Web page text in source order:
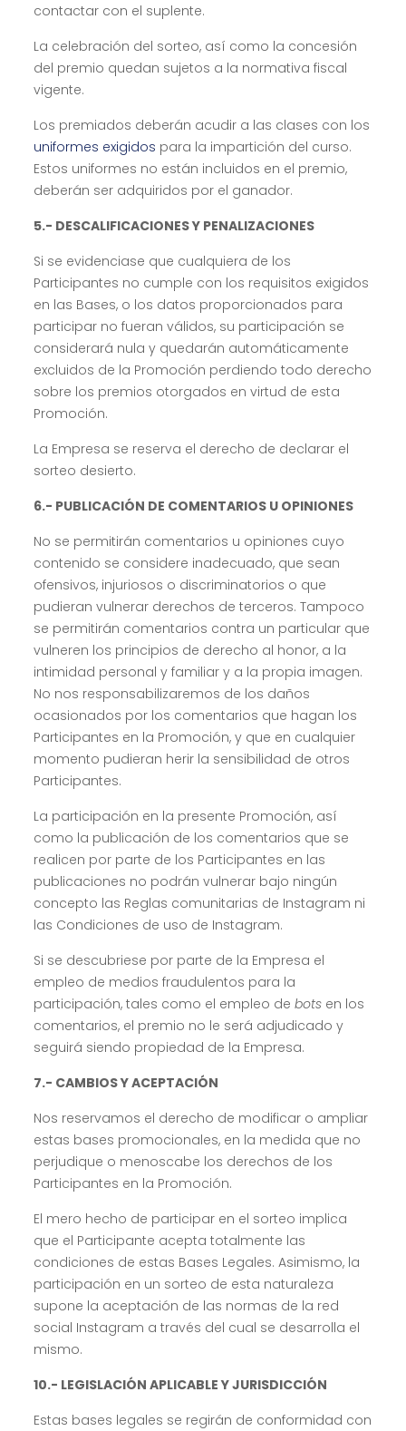
contactar con el suplente.
La celebración del sorteo, así como la concesión
del premio quedan sujetos a la normativa fiscal
vigente.
Los premiados deberán acudir a las clases con los
uniformes exigidos para la impartición del curso.
Estos uniformes no están incluidos en el premio,
deberán ser adquiridos por el ganador.
5.- DESCALIFICACIONES Y PENALIZACIONES
Si se evidenciase que cualquiera de los
Participantes no cumple con los requisitos exigidos
en las Bases, o los datos proporcionados para
participar no fueran válidos, su participación se
considerará nula y quedarán automáticamente
excluidos de la Promoción perdiendo todo derecho
sobre los premios otorgados en virtud de esta
Promoción.
La Empresa se reserva el derecho de declarar el
sorteo desierto.
6.- PUBLICACIÓN DE COMENTARIOS U OPINIONES
No se permitirán comentarios u opiniones cuyo
contenido se considere inadecuado, que sean
ofensivos, injuriosos o discriminatorios o que
pudieran vulnerar derechos de terceros. Tampoco
se permitirán comentarios contra un particular que
vulneren los principios de derecho al honor, a la
intimidad personal y familiar y a la propia imagen.
No nos responsabilizaremos de los daños
ocasionados por los comentarios que hagan los
Participantes en la Promoción, y que en cualquier
momento pudieran herir la sensibilidad de otros
Participantes.
La participación en la presente Promoción, así
como la publicación de los comentarios que se
realicen por parte de los Participantes en las
publicaciones no podrán vulnerar bajo ningún
concepto las Reglas comunitarias de Instagram ni
las Condiciones de uso de Instagram.
Si se descubriese por parte de la Empresa el
empleo de medios fraudulentos para la
participación, tales como el empleo de bots en los
comentarios, el premio no le será adjudicado y
seguirá siendo propiedad de la Empresa.
7.- CAMBIOS Y ACEPTACIÓN
Nos reservamos el derecho de modificar o ampliar
estas bases promocionales, en la medida que no
perjudique o menoscabe los derechos de los
Participantes en la Promoción.
El mero hecho de participar en el sorteo implica
que el Participante acepta totalmente las
condiciones de estas Bases Legales. Asimismo, la
participación en un sorteo de esta naturaleza
supone la aceptación de las normas de la red
social Instagram a través del cual se desarrolla el
mismo.
10.- LEGISLACIÓN APLICABLE Y JURISDICCIÓN
Estas bases legales se regirán de conformidad con